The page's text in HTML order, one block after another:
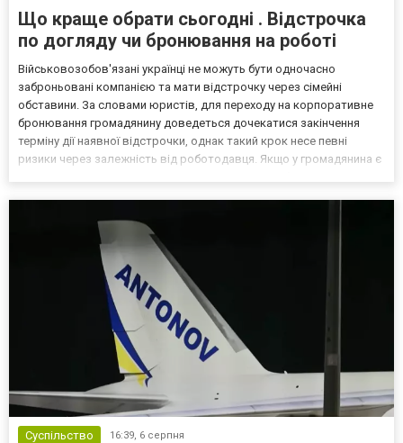
Що краще обрати сьогодні . Відстрочка
по догляду чи бронювання на роботі
Військовозобов'язані українці не можуть бути одночасно
заброньовані компанією та мати відстрочку через сімейні
обставини. За словами юристів, для переходу на корпоративне
бронювання громадянину доведеться дочекатися закінчення
терміну дії наявної відстрочки, однак такий крок несе певні
ризики через залежність від роботодавця. Якщо у громадянина є
Суспільство 16:39, 6 серпня